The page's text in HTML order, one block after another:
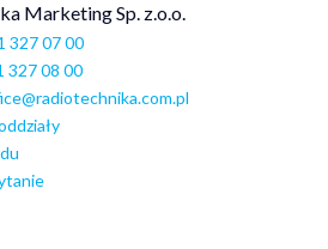
Marketing Sp. z.o.o.
327 07 00
327 08 00